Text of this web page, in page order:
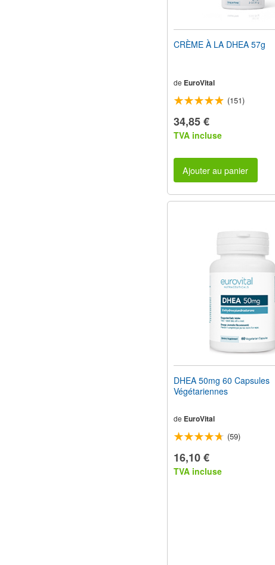
CRÈME À LA DHEA 57g
de EuroVital
(151)
34,85 €
TVA incluse
Ajouter au panier
DHEA 50mg 60 Capsules
Végétariennes
de EuroVital
(59)
16,10 €
TVA incluse